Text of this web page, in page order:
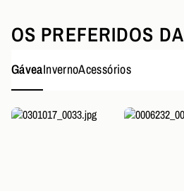
OS PREFERIDOS DA
GáveaInvernoAcessórios